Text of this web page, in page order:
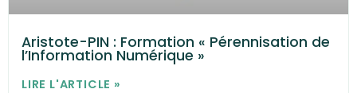
Aristote-PIN : Formation « Pérennisation de
l’Information Numérique »
LIRE L'ARTICLE »